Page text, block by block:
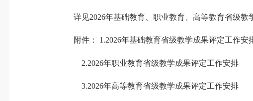
详见2026年基础教育、职业教育、高等教育省级教
附件： 1.2026年基础教育省级教学成果评定工作安
2.2026年职业教育省级教学成果评定工作安排
3.2026年高等教育省级教学成果评定工作安排